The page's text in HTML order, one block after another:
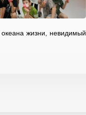
жизни, невидимый